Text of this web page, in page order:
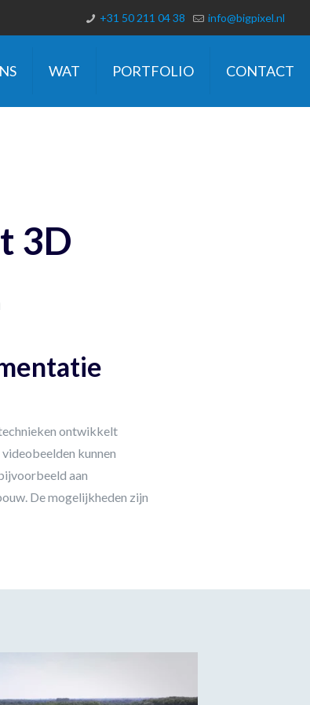
+31 50 211 04 38 info@bigpixel.nl
WAT PORTFOLIO CONTACT
3D
ontwikkelt
kunnen
aan
De mogelijkheden zijn